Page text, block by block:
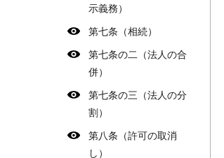
示義務）
第七条（相続）
第七条の二（法人の合
併）
第七条の三（法人の分
割）
第八条（許可の取消
し）